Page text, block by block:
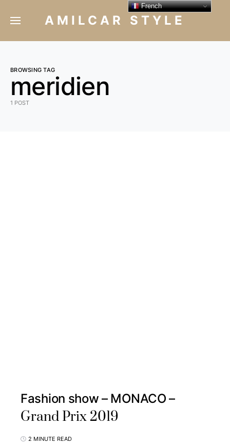
AMILCAR STYLE
BROWSING TAG
meridien
1 POST
Fashion show – MONACO –
Grand Prix 2019
2 MINUTE READ
French